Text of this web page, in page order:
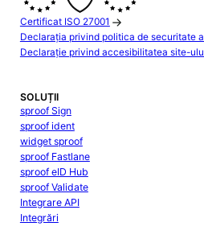
Certificat ISO 27001
Declarația privind politica de securitate
Declarație privind accesibilitatea site-
SOLUȚII
sproof Sign
sproof ident
widget sproof
sproof Fastlane
sproof eID Hub
sproof Validate
Integrare API
Integrări